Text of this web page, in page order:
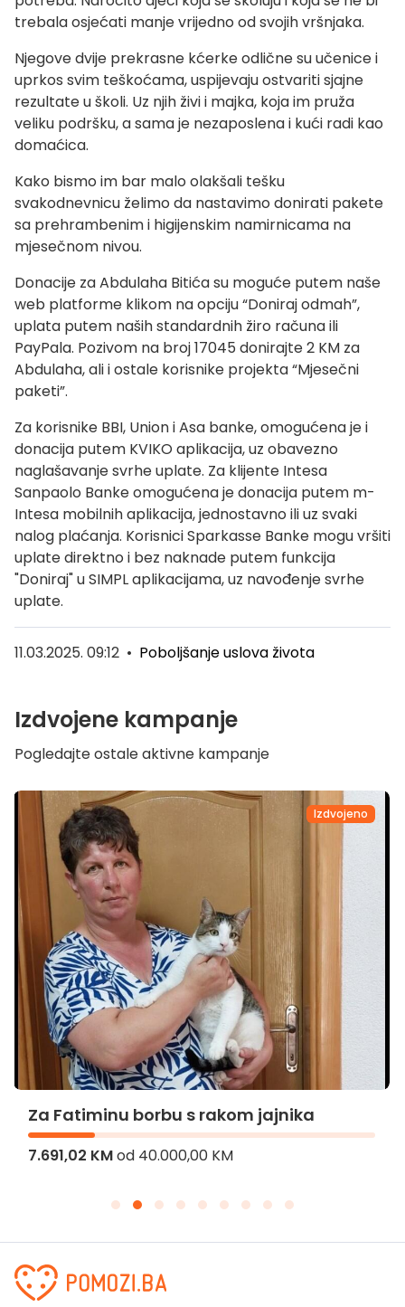
trebala osjećati manje vrijedno od svojih vršnjaka.
Njegove dvije prekrasne kćerke odlične su učenice i
uprkos svim teškoćama, uspijevaju ostvariti sjajne
rezultate u školi. Uz njih živi i majka, koja im pruža
veliku podršku, a sama je nezaposlena i kući radi kao
domaćica.
Kako bismo im bar malo olakšali tešku
svakodnevnicu želimo da nastavimo donirati pakete
sa prehrambenim i higijenskim namirnicama na
mjesečnom nivou.
Donacije za Abdulaha Bitića su moguće putem naše
web platforme klikom na opciju “Doniraj odmah”,
uplata putem naših standardnih žiro računa ili
PayPala. Pozivom na broj 17045 donirajte 2 KM za
Abdulaha, ali i ostale korisnike projekta “Mjesečni
paketi”.
Za korisnike BBI, Union i Asa banke, omogućena je i
donacija putem KVIKO aplikacija, uz obavezno
naglašavanje svrhe uplate. Za klijente Intesa
Sanpaolo Banke omogućena je donacija putem m-
Intesa mobilnih aplikacija, jednostavno ili uz svaki
nalog plaćanja. Korisnici Sparkasse Banke mogu vršiti
uplate direktno i bez naknade putem funkcija
"Doniraj" u SIMPL aplikacijama, uz navođenje svrhe
uplate.
11.03.2025. 09:12 • Poboljšanje uslova života
Izdvojene kampanje
Pogledajte ostale aktivne kampanje
Izdvojeno
Za Fatiminu borbu s rakom jajnika
7.691,02 KMod 40.000,00 KM